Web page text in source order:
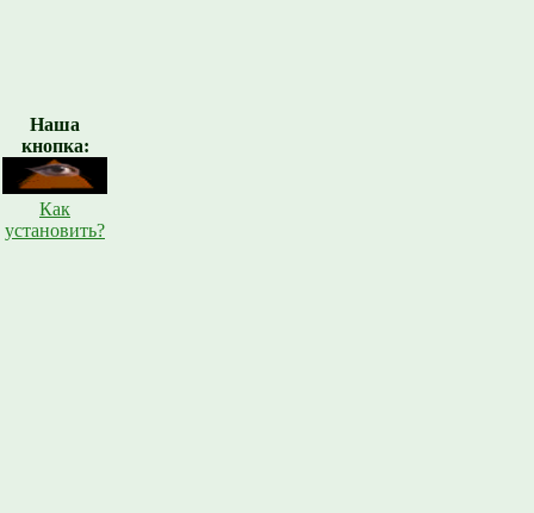
Наша
кнопка:
Как
установить?